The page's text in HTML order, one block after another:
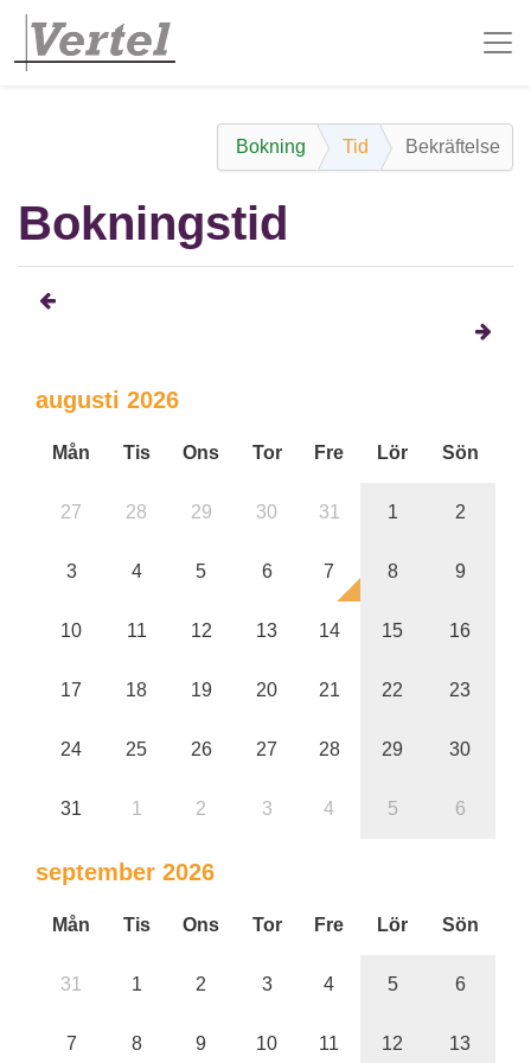
Bokning Tid Bekräftelse
Bokningstid
augusti 2026
Mån Tis Ons Tor Fre Lör Sön
27 28 29 30 31 1 2
3 4 5 6 7 8 9
10 11 12 13 14 15 16
17 18 19 20 21 22 23
24 25 26 27 28 29 30
31 1 2 3 4 5 6
september 2026
Mån Tis Ons Tor Fre Lör Sön
31 1 2 3 4 5 6
7 8 9 10 11 12 13